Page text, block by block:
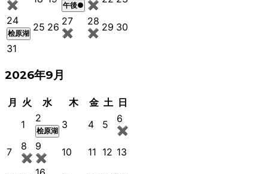
✖
午後● ✖
24
桧原湖
25 26 27
✖
28
✖ 29 30
31
2026年9月
月 火 水 木 金 土 日
1
2
桧原湖
3 4 5
6
✖
7
8
✖
9
✖
10 11 12 13